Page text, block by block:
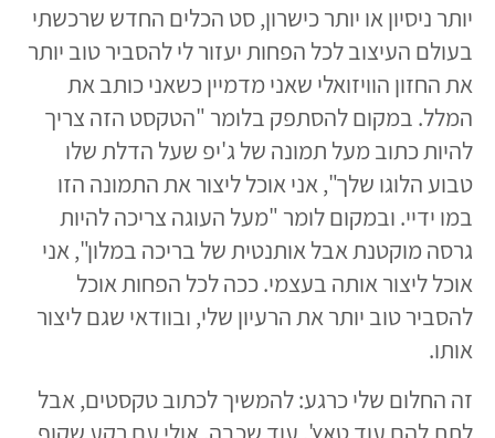
יותר ניסיון או יותר כישרון, סט הכלים החדש שרכשתי
בעולם העיצוב לכל הפחות יעזור לי להסביר טוב יותר
את החזון הוויזואלי שאני מדמיין כשאני כותב את
המלל. במקום להסתפק בלומר "הטקסט הזה צריך
להיות כתוב מעל תמונה של ג'יפ שעל הדלת שלו
טבוע הלוגו שלך", אני אוכל ליצור את התמונה הזו
במו ידיי. ובמקום לומר "מעל העוגה צריכה להיות
גרסה מוקטנת אבל אותנטית של בריכה במלון", אני
אוכל ליצור אותה בעצמי. ככה לכל הפחות אוכל
להסביר טוב יותר את הרעיון שלי, ובוודאי שגם ליצור
אותו.
זה החלום שלי כרגע: להמשיך לכתוב טקסטים, אבל